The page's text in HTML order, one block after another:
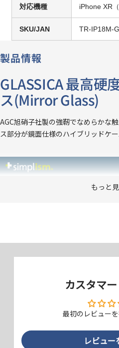
対応機種 iPhone XR
SKU/JAN TR-IP18M-
製品情報
GLASSICA 最高硬
ス(Mirror Glass)
AGC旭硝子社製の強靭でなめらかな
ス部分が鏡面仕様のハイブリッドケー
AGC旭硝子社製の
強化ガラスで圧倒的な実績を誇る日
もっと
カスタマ
最初のレビュー
レビュー